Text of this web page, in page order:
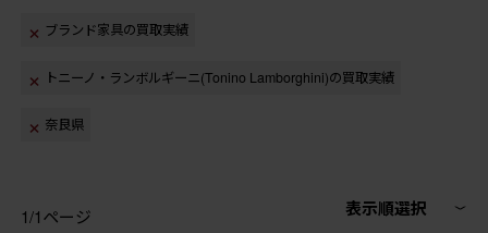
ブランド家具の買取実績
トニーノ・ランボルギーニ(Tonino Lamborghini)の買取実績
奈良県
1/1ページ 表示順選択